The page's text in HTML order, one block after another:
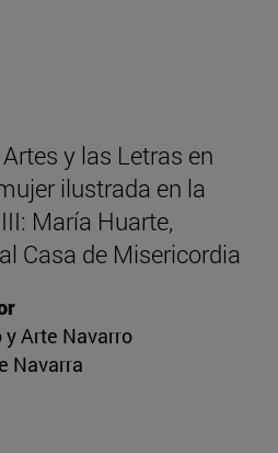
y las Letras en
ilustrada en la
María Huarte,
Casa de Misericordia
Arte Navarro
Navarra